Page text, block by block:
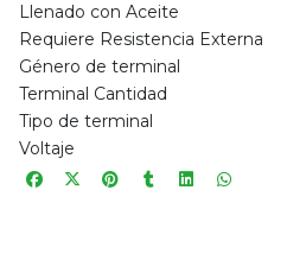
Llenado con Aceite
Requiere Resistencia Externa
Género de terminal
Terminal Cantidad
Tipo de terminal
Voltaje